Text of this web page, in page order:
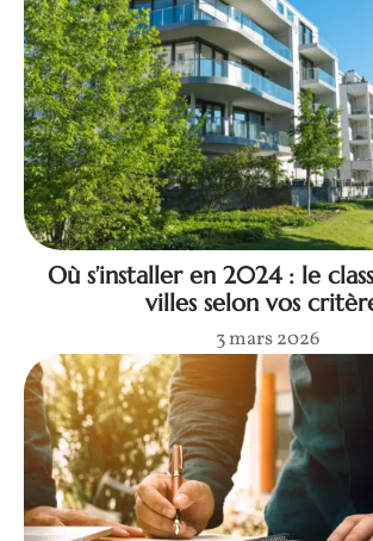
Où s’installer en 2024 : le
villes selon vos
3 mars 2026